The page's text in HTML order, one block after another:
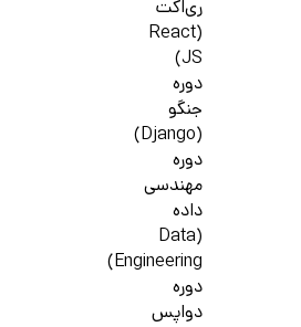
ری‌اکت
(React
JS)
دوره
جنگو
(Django)
دوره
مهندسی
داده
(Data
Engineering)
دوره
دواپس